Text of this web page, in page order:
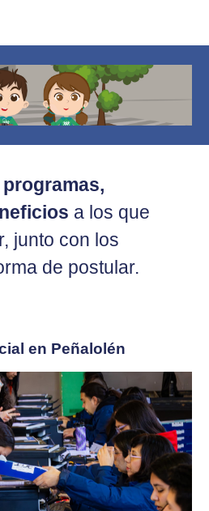
programas,
a los que
junto con los
de postular.
en Peñalolén